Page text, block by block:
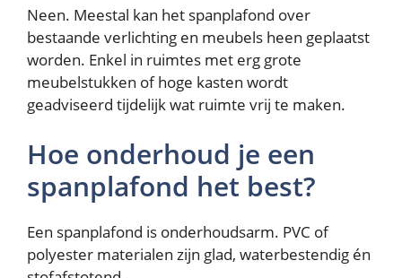
Neen. Meestal kan het spanplafond over
bestaande verlichting en meubels heen geplaatst
worden. Enkel in ruimtes met erg grote
meubelstukken of hoge kasten wordt
geadviseerd tijdelijk wat ruimte vrij te maken.
Hoe onderhoud je een
spanplafond het best?
Een spanplafond is onderhoudsarm. PVC of
polyester materialen zijn glad, waterbestendig én